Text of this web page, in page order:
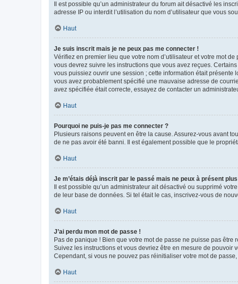
Il est possible qu’un administrateur du forum ait désactivé les
adresse IP ou interdit l’utilisation du nom d’utilisateur que vous
Haut
Je suis inscrit mais je ne peux pas me connecter !
Vérifiez en premier lieu que votre nom d’utilisateur et votre mot
vous devrez suivre les instructions que vous avez reçues.
vous puissiez ouvrir une session ; cette information était
vous avez probablement spécifié une mauvaise adresse de
avez spécifiée était correcte, essayez de contacter un
Haut
Pourquoi ne puis-je pas me connecter ?
Plusieurs raisons peuvent en être la cause. Assurez-vous avant
de ne pas avoir été banni. Il est également possible que le
Haut
Je m’étais déjà inscrit par le passé mais ne peux à présent
Il est possible qu’un administrateur ait désactivé ou supprimé
de leur base de données. Si tel était le cas, inscrivez-vous de
Haut
J’ai perdu mon mot de passe !
Pas de panique ! Bien que votre mot de passe ne puisse pas
Suivez les instructions et vous devriez être en mesure de pouvoir
Cependant, si vous ne pouvez pas réinitialiser votre mot de
Haut